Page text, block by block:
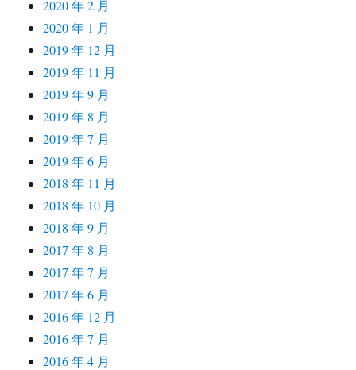
2020 年 2 月
2020 年 1 月
2019 年 12 月
2019 年 11 月
2019 年 9 月
2019 年 8 月
2019 年 7 月
2019 年 6 月
2018 年 11 月
2018 年 10 月
2018 年 9 月
2017 年 8 月
2017 年 7 月
2017 年 6 月
2016 年 12 月
2016 年 7 月
2016 年 4 月